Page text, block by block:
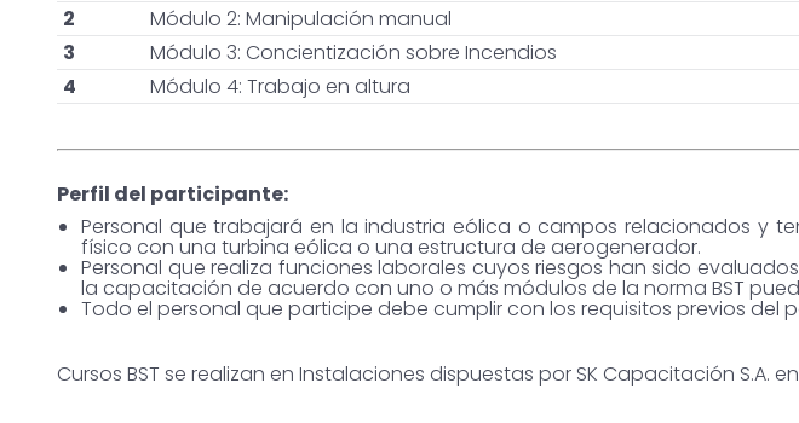
2
Módulo 2: Manipulación manual
3
Módulo 3: Concientización sobre Incendios
4
Módulo 4: Trabajo en altura
Perfil del participante:
Personal que trabajará en la industria eólica o campos relacionados y
físico con una turbina eólica o una estructura de aerogenerador.
Personal que realiza funciones laborales cuyos riesgos han sido
la capacitación de acuerdo con uno o más módulos de la norma BST
Todo el personal que participe debe cumplir con los requisitos previos
Cursos BST se realizan en Instalaciones dispuestas por SK Capacitación S.A.